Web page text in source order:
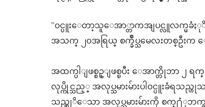
"၀င္ပူးေတာ့သူေအာ္တာကအျပင္လူလက္မခံ
အသက္ ၂၀အရြယ္ စက္ခ်ဳပ္သမေလးတစ္ဦး
အထက္ပါျဖစ္စဥ္ျဖစ္ၿပီး ေအာက္တိုဘာ ၂
လုပ္ကိုင္သည့္ အလုပ္သမားမ်ားပါ၀င္ပူးခံရ
သည္ဆုိေသာ အလုပ္သမားမ်ားကို စက္႐ံုဘက္မွ